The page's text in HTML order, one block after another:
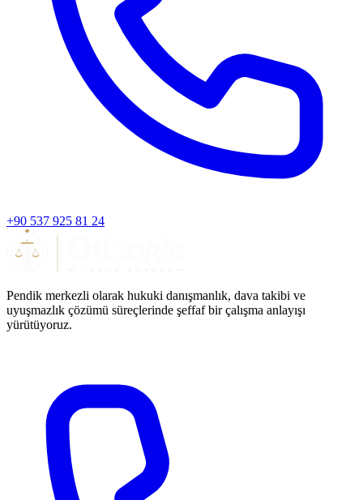
+90 537 925 81 24
Pendik merkezli olarak hukuki danışmanlık, dava takibi ve
uyuşmazlık çözümü süreçlerinde şeffaf bir çalışma anlayışı
yürütüyoruz.